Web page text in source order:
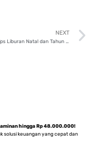
NEXT
hingga Rp 48.000.000!
solusi keuangan yang cepat dan